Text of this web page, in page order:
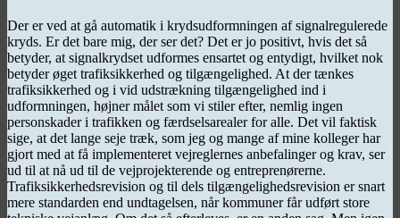
Der er ved at gå automatik i krydsudformningen af signalregulerede
kryds. Er det bare mig, der ser det? Det er jo positivt, hvis det så
betyder, at signalkrydset udformes ensartet og entydigt, hvilket nok
betyder øget trafiksikkerhed og tilgængelighed. At der tænkes
trafiksikkerhed og i vid udstrækning tilgængelighed ind i
udformningen, højner målet som vi stiler efter, nemlig ingen
personskader i trafikken og færdselsarealer for alle. Det vil faktisk
sige, at det lange seje træk, som jeg og mange af mine kolleger har
gjort med at få implementeret vejreglernes anbefalinger og krav, ser
ud til at nå ud til de vejprojekterende og entreprenørerne.
Trafiksikkerhedsrevision og til dels tilgængelighedsrevision er snart
mere standarden end undtagelsen, når kommuner får udført store